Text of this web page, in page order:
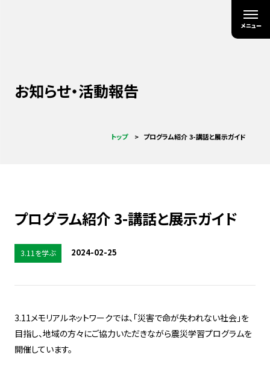
お知らせ・活動報告
トップ プログラム紹介 3-講話と展示ガイド
プログラム紹介 3-講話と展示ガイド
3.11を学ぶ 2024-02-25
3.11メモリアルネットワークでは、「災害で命が失われない社会」を
目指し、地域の方々にご協力いただきながら震災学習プログラムを
開催しています。